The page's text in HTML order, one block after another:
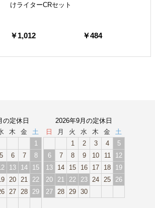
けライターCRセット
￥1,012 ￥484
の定休日
木 金
土
1
5 6 7
8
13 14
15
20 21
22
27 28
29
2026年9月の定休日
日
月 火 水 木 金
土
1
2 3 4
5
6
7 8 9 10 11
12
13
14 15 16 17 18
19
20
21 22 23 24 25
26
27
28 29 30